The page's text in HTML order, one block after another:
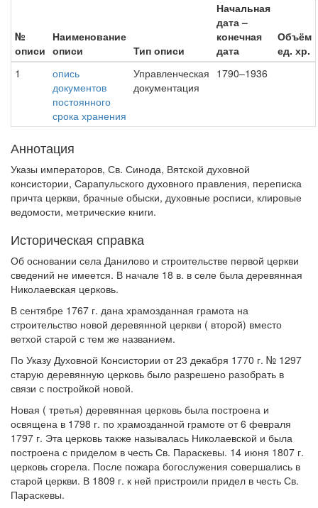
№
описи
Наименование
описи
Тип описи
Начальная
дата –
конечная
дата
Объём
ед. хр.
1
опись
документов
постоянного
срока хранения
Управленческая
документация
1790–1936
Аннотация
Указы императоров, Св. Синода, Вятской духовной
консистории, Сарапульского духовного правления, переписка
причта церкви, брачные обыски, духовные росписи, клировые
ведомости, метрические книги.
Историческая справка
Об основании села Данилово и строительстве первой церкви
сведений не имеется. В начале 18 в. в селе была деревянная
Николаевская церковь.
В сентябре 1767 г. дана храмозданная грамота на
строительство новой деревянной церкви ( второй) вместо
ветхой старой с тем же названием.
По Указу Духовной Консистории от 23 декабря 1770 г. № 1297
старую деревянную церковь было разрешено разобрать в
связи с постройкой новой.
Новая ( третья) деревянная церковь была построена и
освящена в 1798 г. по храмозданной грамоте от 6 февраля
1797 г. Эта церковь также называлась Николаевской и была
построена с приделом в честь Св. Параскевы. 14 июня 1807 г.
церковь сгорела. После пожара богослужения совершались в
старой церкви. В 1809 г. к ней пристроили придел в честь Св.
Параскевы.